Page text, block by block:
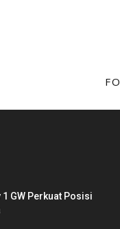
GW Perkuat Posisi